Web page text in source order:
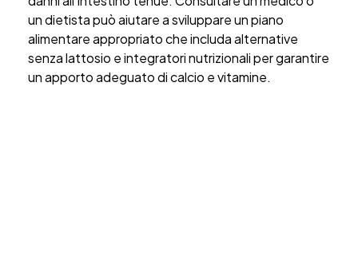
un dietista può aiutare a sviluppare un piano
alimentare appropriato che includa alternative
senza lattosio e integratori nutrizionali per garantire
un apporto adeguato di calcio e vitamine.